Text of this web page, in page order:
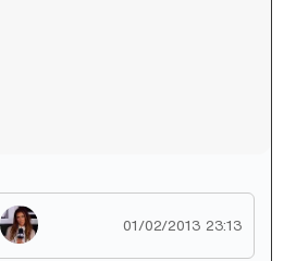
01/02/2013 23:13